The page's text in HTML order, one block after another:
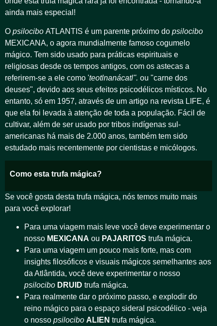
ainda mais especial!
O psilocibo ATLANTIS é um parente próximo do psilocibo
MEXICANA, o agora mundialmente famoso cogumelo
mágico. Tem sido usado para práticas espirituais e
religiosas desde os tempos antigos, com os astecas a
referirem-se a ele como 'teotlnanácatl''. ou "carne dos
deuses", devido aos seus efeitos psicodélicos místicos. No
entanto, só em 1957, através de um artigo na revista LIFE, é
que ela foi levada à atenção de toda a população. Fácil de
cultivar, além de ser usado por tribos indígenas sul-
americanas há mais de 2.000 anos, também tem sido
estudado mais recentemente por cientistas e micólogos.
Como esta trufa mágica?
Se você gosta desta trufa mágica, nós temos muito mais
para você explorar!
Para uma viagem mais leve você deve experimentar o
nosso MEXICANA ou PAJARITOS trufa mágica.
Para uma viagem um pouco mais forte, mas com
insights filosóficos e visuais mágicos semelhantes aos
da Atlântida, você deve experimentar o nosso
psilocibo DRUID trufa mágica.
Para realmente dar o próximo passo, e explodir do
reino mágico para o espaço sideral psicodélico - veja
o nosso psilocibo ALIEN trufa mágica.